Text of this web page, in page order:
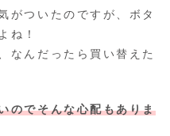
がついたのですが、ボタ
ね！
なんだったら買い替えた
のでそんな心配もありま